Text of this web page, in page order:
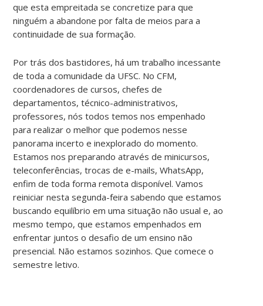
que esta empreitada se concretize para que
ninguém a abandone por falta de meios para a
continuidade de sua formação.
Por trás dos bastidores, há um trabalho incessante
de toda a comunidade da UFSC. No CFM,
coordenadores de cursos, chefes de
departamentos, técnico-administrativos,
professores, nós todos temos nos empenhado
para realizar o melhor que podemos nesse
panorama incerto e inexplorado do momento.
Estamos nos preparando através de minicursos,
teleconferências, trocas de e-mails, WhatsApp,
enfim de toda forma remota disponível. Vamos
reiniciar nesta segunda-feira sabendo que estamos
buscando equilíbrio em uma situação não usual e, ao
mesmo tempo, que estamos empenhados em
enfrentar juntos o desafio de um ensino não
presencial. Não estamos sozinhos. Que comece o
semestre letivo.